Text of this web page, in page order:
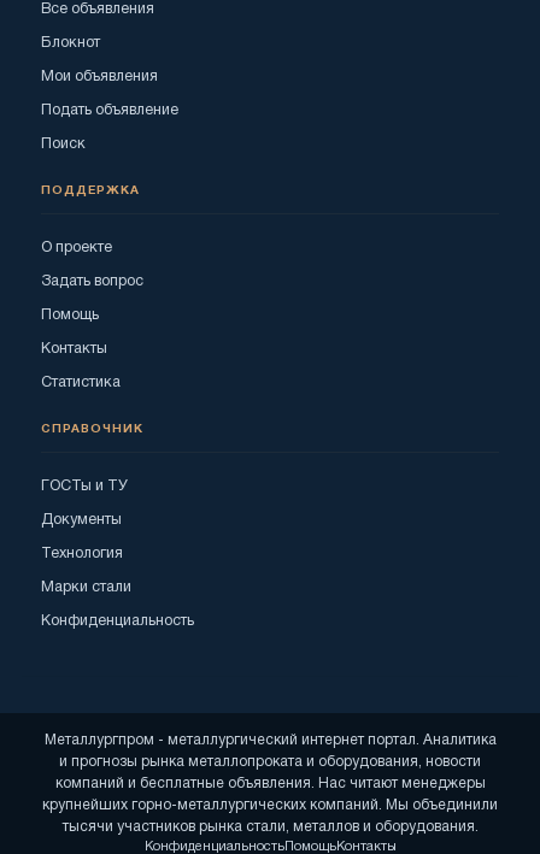
Все объявления
Блокнот
Мои объявления
Подать объявление
Поиск
ПОДДЕРЖКА
О проекте
Задать вопрос
Помощь
Контакты
Статистика
СПРАВОЧНИК
ГОСТы и ТУ
Документы
Технология
Марки стали
Конфиденциальность
Металлургпром - металлургический интернет портал. Аналитика
и прогнозы рынка металлопроката и оборудования, новости
компаний и бесплатные объявления. Нас читают менеджеры
крупнейших горно-металлургических компаний. Мы объединили
тысячи участников рынка стали, металлов и оборудования.
КонфиденциальностьПомощьКонтакты